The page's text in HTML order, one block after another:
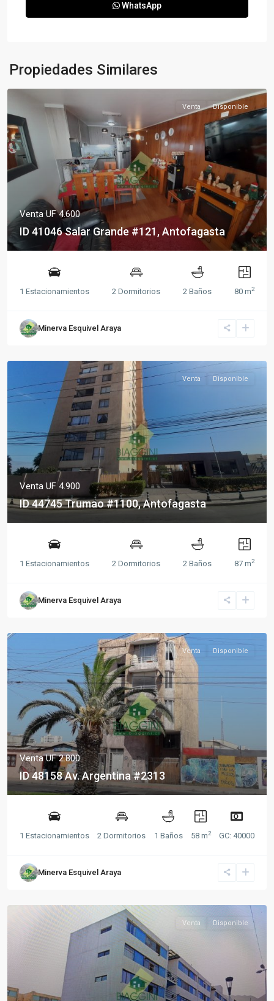
WhatsApp
Propiedades Similares
Venta Disponible
Venta UF 4.600
ID 41046 Salar Grande #121, Antofagasta
1 Estacionamientos 2 Dormitorios 2 Baños 80 m2
Minerva Esquivel Araya
Venta Disponible
Venta UF 4.900
ID 44745 Trumao #1100, Antofagasta
1 Estacionamientos 2 Dormitorios 2 Baños 87 m2
Minerva Esquivel Araya
Venta Disponible
VentaUF 2.800
ID 48158 Av. Argentina #2313
1 Estacionamientos 2 Dormitorios 1 Baños 58 m2 GC: 40000
Minerva Esquivel Araya
Venta Disponible